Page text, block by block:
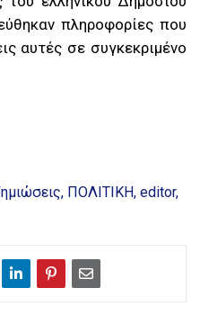
πληροφορίες που
αυτές σε συγκεκριμένο
ΠΟΛΙΤΙΚΗ editor